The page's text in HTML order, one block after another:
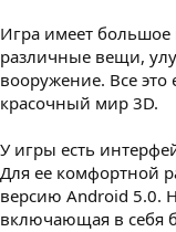
Игра имеет большое
различные вещи,
вооружение. Все это
красочный мир 3D.
У игры есть
Для ее комфортной
версию Android 5.0.
включающая в себя